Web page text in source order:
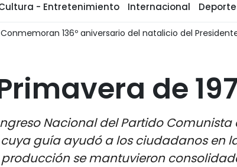
- Entretenimiento Internacional
Conmemoran 136º aniversario del natalicio del
de
Nacional del Partido Comunista
guía ayudó a los ciudadanos en
se mantuvieron